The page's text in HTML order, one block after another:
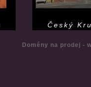
Český
Domény na prodej -